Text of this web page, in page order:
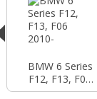
BMW 6 Series
F12, F13, F06
2010-